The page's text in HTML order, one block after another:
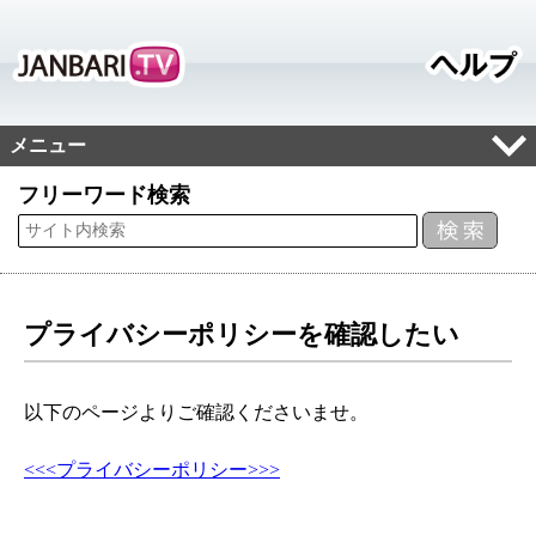
メニュー
フリーワード検索
プライバシーポリシーを確認したい
以下のページよりご確認くださいませ。
<<<プライバシーポリシー>>>